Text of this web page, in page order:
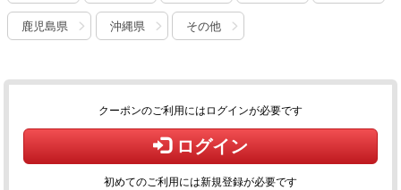
鹿児島県 沖縄県 その他
クーポンのご利用にはログインが必要です
ログイン
初めてのご利用には新規登録が必要です